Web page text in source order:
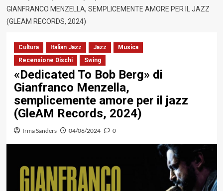
GIANFRANCO MENZELLA, SEMPLICEMENTE AMORE PER IL JAZZ
(GLEAM RECORDS, 2024)
Cultura Italian Jazz Jazz
Musica
Recensione Dischi
Swing
«Dedicated To Bob Berg» di
Gianfranco Menzella,
semplicemente amore per il jazz
(GleAM Records, 2024)
Irma Sanders 04/06/2024 0